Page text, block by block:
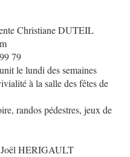
Christiane DUTEIL
79
le lundi des semaines
à la salle des fêtes de
randos pédestres, jeux de
Joël HERIGAULT